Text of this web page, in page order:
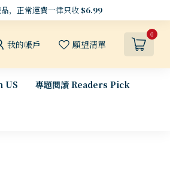
，正常運費一律只收 $6.99
我的帳戶 願望清單
0
US 專題閱讀 Readers Pick